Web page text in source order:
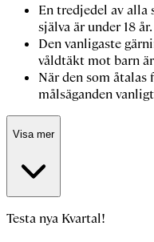
En tredjedel av alla
själva är under 18 år.
Den vanligaste
våldtäkt mot barn är
När den som åtalas
målsäganden
Visa mer
Testa nya Kvartal!